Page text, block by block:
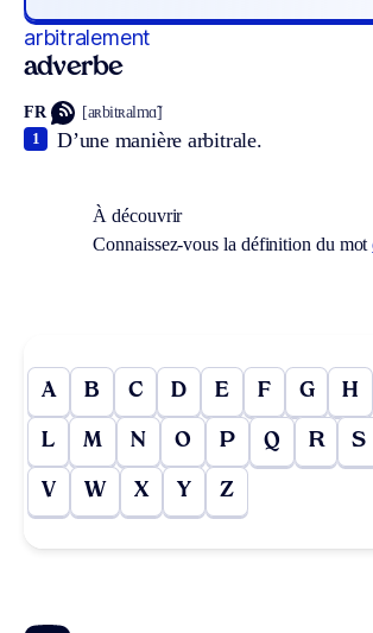
arbitralement
adverbe
FR [aʀbitʀalmɑ̃]
D’une manière arbitrale.
1
À découvrir
Connaissez-vous la définition du mot
A B C D E F G H
L M N O P Q R S
V W X Y Z